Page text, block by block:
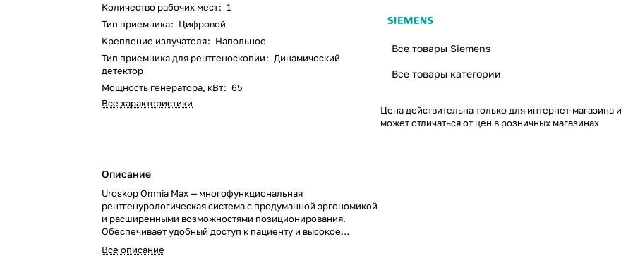
Количество рабочих мест: 1
Тип приемника: Цифровой
Крепление излучателя: Напольное
Тип приемника для рентгеноскопии: Динамический
детектор
Мощность генератора, кВт: 65
Все характеристики
Описание
Uroskop Omnia Max — многофункциональная
рентгенурологическая система с продуманной эргономикой
и расширенными возможностями позиционирования.
Обеспечивает удобный доступ к пациенту и высокое
качество визуализации для урологических исследований и
процедур.
Все описание
Все товары Siemens
Все товары категории
Цена действительна только для интернет-магазина и
может отличаться от цен в розничных магазинах